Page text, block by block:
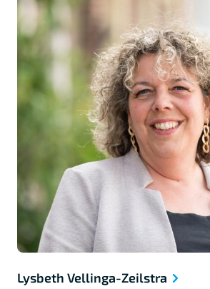
Lysbeth Vellinga-Zeilstra